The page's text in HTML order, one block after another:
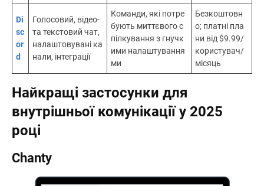
Di
sc
or
d
Голосовий, відео-
та текстовий чат,
налаштовувані ка
нали, інтеграції
Команди, які потре
бують миттєвого с
пілкування з гнучк
ими налаштування
ми
Безкоштовн
о; платні пла
ни від $9.99/
користувач/
місяць
Найкращі застосунки для
внутрішньої комунікації у 2025
році
Chanty